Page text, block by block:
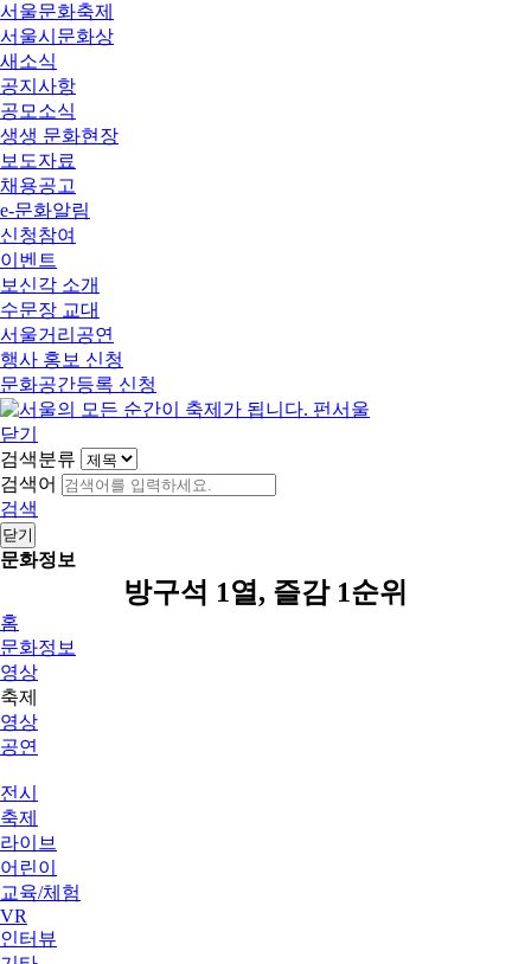
서울문화축제
서울시문화상
새소식
공지사항
공모소식
생생 문화현장
보도자료
채용공고
e-문화알림
신청참여
이벤트
보신각 소개
수문장 교대
서울거리공연
행사 홍보 신청
문화공간등록 신청
닫기
검색분류
검색어
검색
닫기
문화정보
방구석 1열, 즐감 1순위
홈
문화정보
영상
축제
영상
공연
전시
축제
라이브
어린이
교육/체험
VR
인터뷰